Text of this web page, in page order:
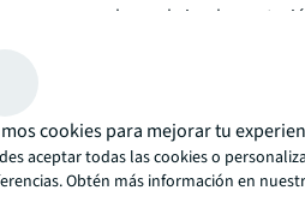
carbono, la
"Hay una gran
la gestión de edificios,
son mucho más
Jefa de Servicios de
trabajos bastante
intervenciones para
cookies para mejorar tu
aceptar todas las cookies o
Obtén más información en